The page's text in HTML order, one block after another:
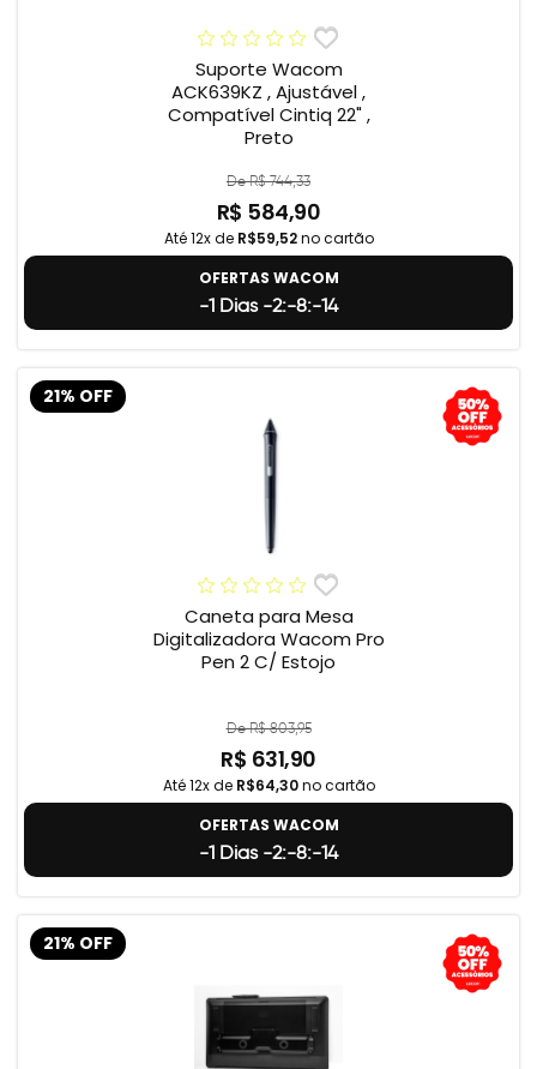
Suporte Wacom
ACK639KZ , Ajustável ,
Compatível Cintiq 22" ,
Preto
De R$ 744,33
R$ 584,90
Até 12x de R$59,52no cartão
OFERTAS WACOM
-1 Dias -2:-8:-15
21% OFF
Caneta para Mesa
Digitalizadora Wacom Pro
Pen 2 C/ Estojo
De R$ 803,95
R$ 631,90
Até 12x de R$64,30no cartão
OFERTAS WACOM
-1 Dias -2:-8:-15
21% OFF